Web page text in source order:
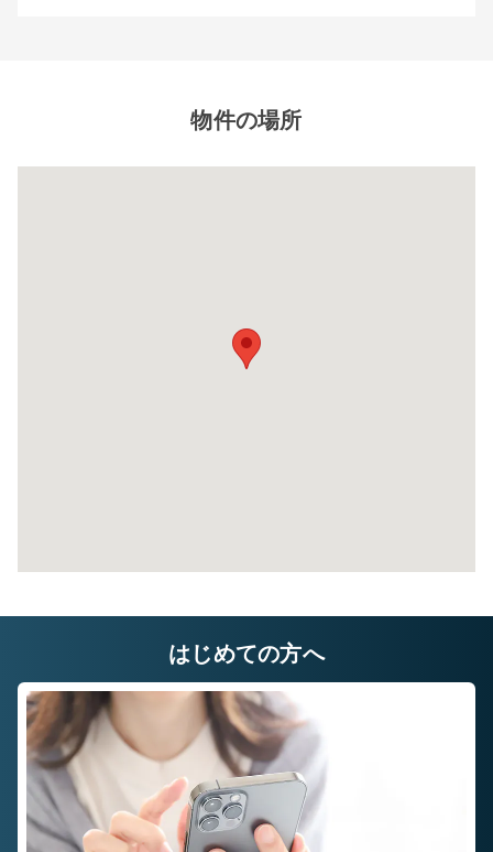
など様々な用途でご利用いただいております。
る
物件の場所
はじめての方へ